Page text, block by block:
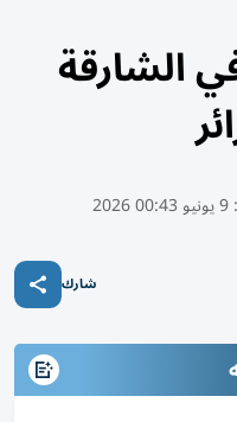
الشارقة
9 يونيو 00:43 2026
شارك